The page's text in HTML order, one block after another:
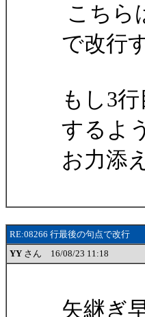
こちら
で改行
もし3
するよ
お力添
RE:08266 行最後の句点で改行
YY さん 16/08/23 11:18
矢継ぎ